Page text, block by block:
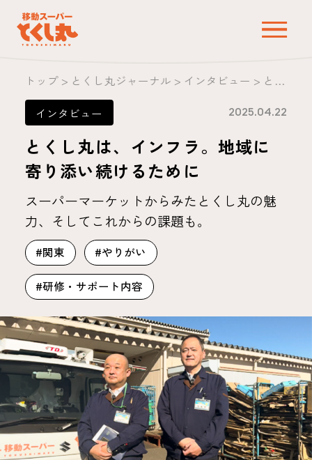
トップ> とくし丸ジャーナル > インタビュー > とくし丸は、インフラ。地域に寄り添い続けるために
インタビュー
とくし丸は、インフラ。地域に
寄り添い続けるために
スーパーマーケットからみたとくし丸の魅
力、そしてこれからの課題も。
#関東 #やりがい
#研修・サポート内容
2025.04.22